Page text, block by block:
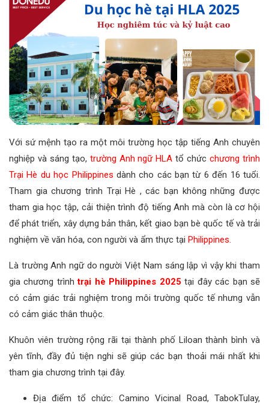
Với sứ mệnh tạo ra một môi trường học tập tiếng Anh chuyên
nghiệp và sáng tạo, trường Anh ngữ HLA tổ chứcchương trình
Trại Hè du học Philippines dành cho các bạn từ 6 đến 16 tuổi.
Tham gia chương trình Trại Hè , các bạn không những được
tham gia học tập, cải thiện trình độ tiếng Anh mà còn là cơ hội
để phát triển, xây dựng bản thân, kết giao bạn bè quốc tế và trải
nghiệm về văn hóa, con người và ẩm thực tại Philippines.
Là trường Anh ngữ do người Việt Nam sáng lập vì vậy khi tham
gia chương trìnhtrại hè Philippines 2025 tại đây các bạn sẽ
có cảm giác trải nghiệm trong môi trường quốc tế nhưng vẫn
có cảm giác thân thuộc.
Khuôn viên trường rộng rãi tại thành phố Liloan thành bình và
yên tĩnh, đầy đủ tiện nghi sẽ giúp các bạn thoải mái nhất khi
tham gia chương trình tại đây.
Địa điểm tổ chức: Camino Vicinal Road, TabokTulay,